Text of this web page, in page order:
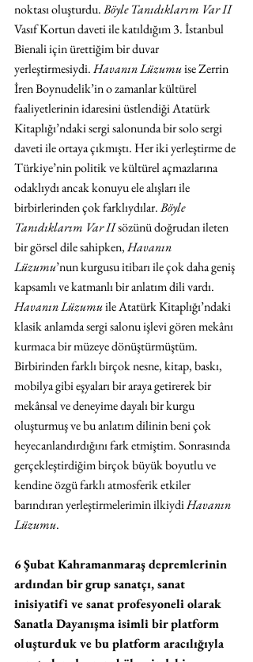
noktası oluşturdu. Böyle Tanıdıklarım Var II
Vasıf Kortun daveti ile katıldığım 3. İstanbul
Bienali için ürettiğim bir duvar
yerleştirmesiydi. Havanın Lüzumu ise Zerrin
İren Boynudelik’in o zamanlar kültürel
faaliyetlerinin idaresini üstlendiği Atatürk
Kitaplığı’ndaki sergi salonunda bir solo sergi
daveti ile ortaya çıkmıştı. Her iki yerleştirme de
Türkiye’nin politik ve kültürel açmazlarına
odaklıydı ancak konuyu ele alışları ile
birbirlerinden çok farklıydılar. Böyle
Tanıdıklarım Var II sözünü doğrudan ileten
bir görsel dile sahipken, Havanın
Lüzumu’nun kurgusu itibarı ile çok daha geniş
kapsamlı ve katmanlı bir anlatım dili vardı.
Havanın Lüzumu ile Atatürk Kitaplığı’ndaki
klasik anlamda sergi salonu işlevi gören mekânı
kurmaca bir müzeye dönüştürmüştüm.
Birbirinden farklı birçok nesne, kitap, baskı,
mobilya gibi eşyaları bir araya getirerek bir
mekânsal ve deneyime dayalı bir kurgu
oluşturmuş ve bu anlatım dilinin beni çok
heyecanlandırdığını fark etmiştim. Sonrasında
gerçekleştirdiğim birçok büyük boyutlu ve
kendine özgü farklı atmosferik etkiler
barındıran yerleştirmelerimin ilkiydi Havanın
Lüzumu.
6 Şubat Kahramanmaraş depremlerinin
ardından bir grup sanatçı, sanat
inisiyatifi ve sanat profesyoneli olarak
Sanatla Dayanışma isimli bir platform
oluşturduk ve bu platform aracılığıyla